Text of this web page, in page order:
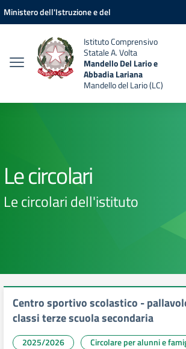
Vai ai contenuti
Vai al menu di navigazione
Vai al footer
Ministero dell'Istruzione e del
Istituto Comprensivo
Statale A. Volta
Mandello Del Lario e
Abbadia Lariana
Mandello del Lario (LC)
Le circolari
Le circolari dell'istituto
Centro sportivo scolastico -
classi terze scuola secondaria
2025/2026
Circolare per alunni e